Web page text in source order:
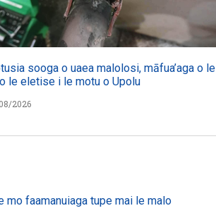
sooga o uaea malolosi, māfua’aga o le
le eletise i le motu o Upolu
2026
mo faamanuiaga tupe mai le malo